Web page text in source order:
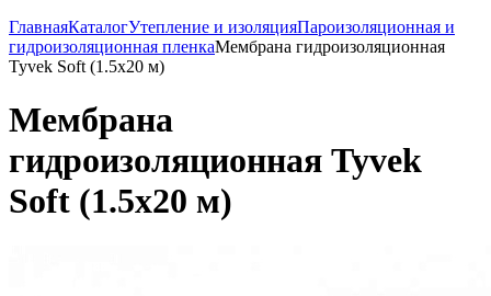
ГлавнаяКаталогУтепление и изоляцияПароизоляционная и
гидроизоляционная пленкаМембрана гидроизоляционная
Tyvek Soft (1.5х20 м)
Мембрана
гидроизоляционная Tyvek
Soft (1.5х20 м)